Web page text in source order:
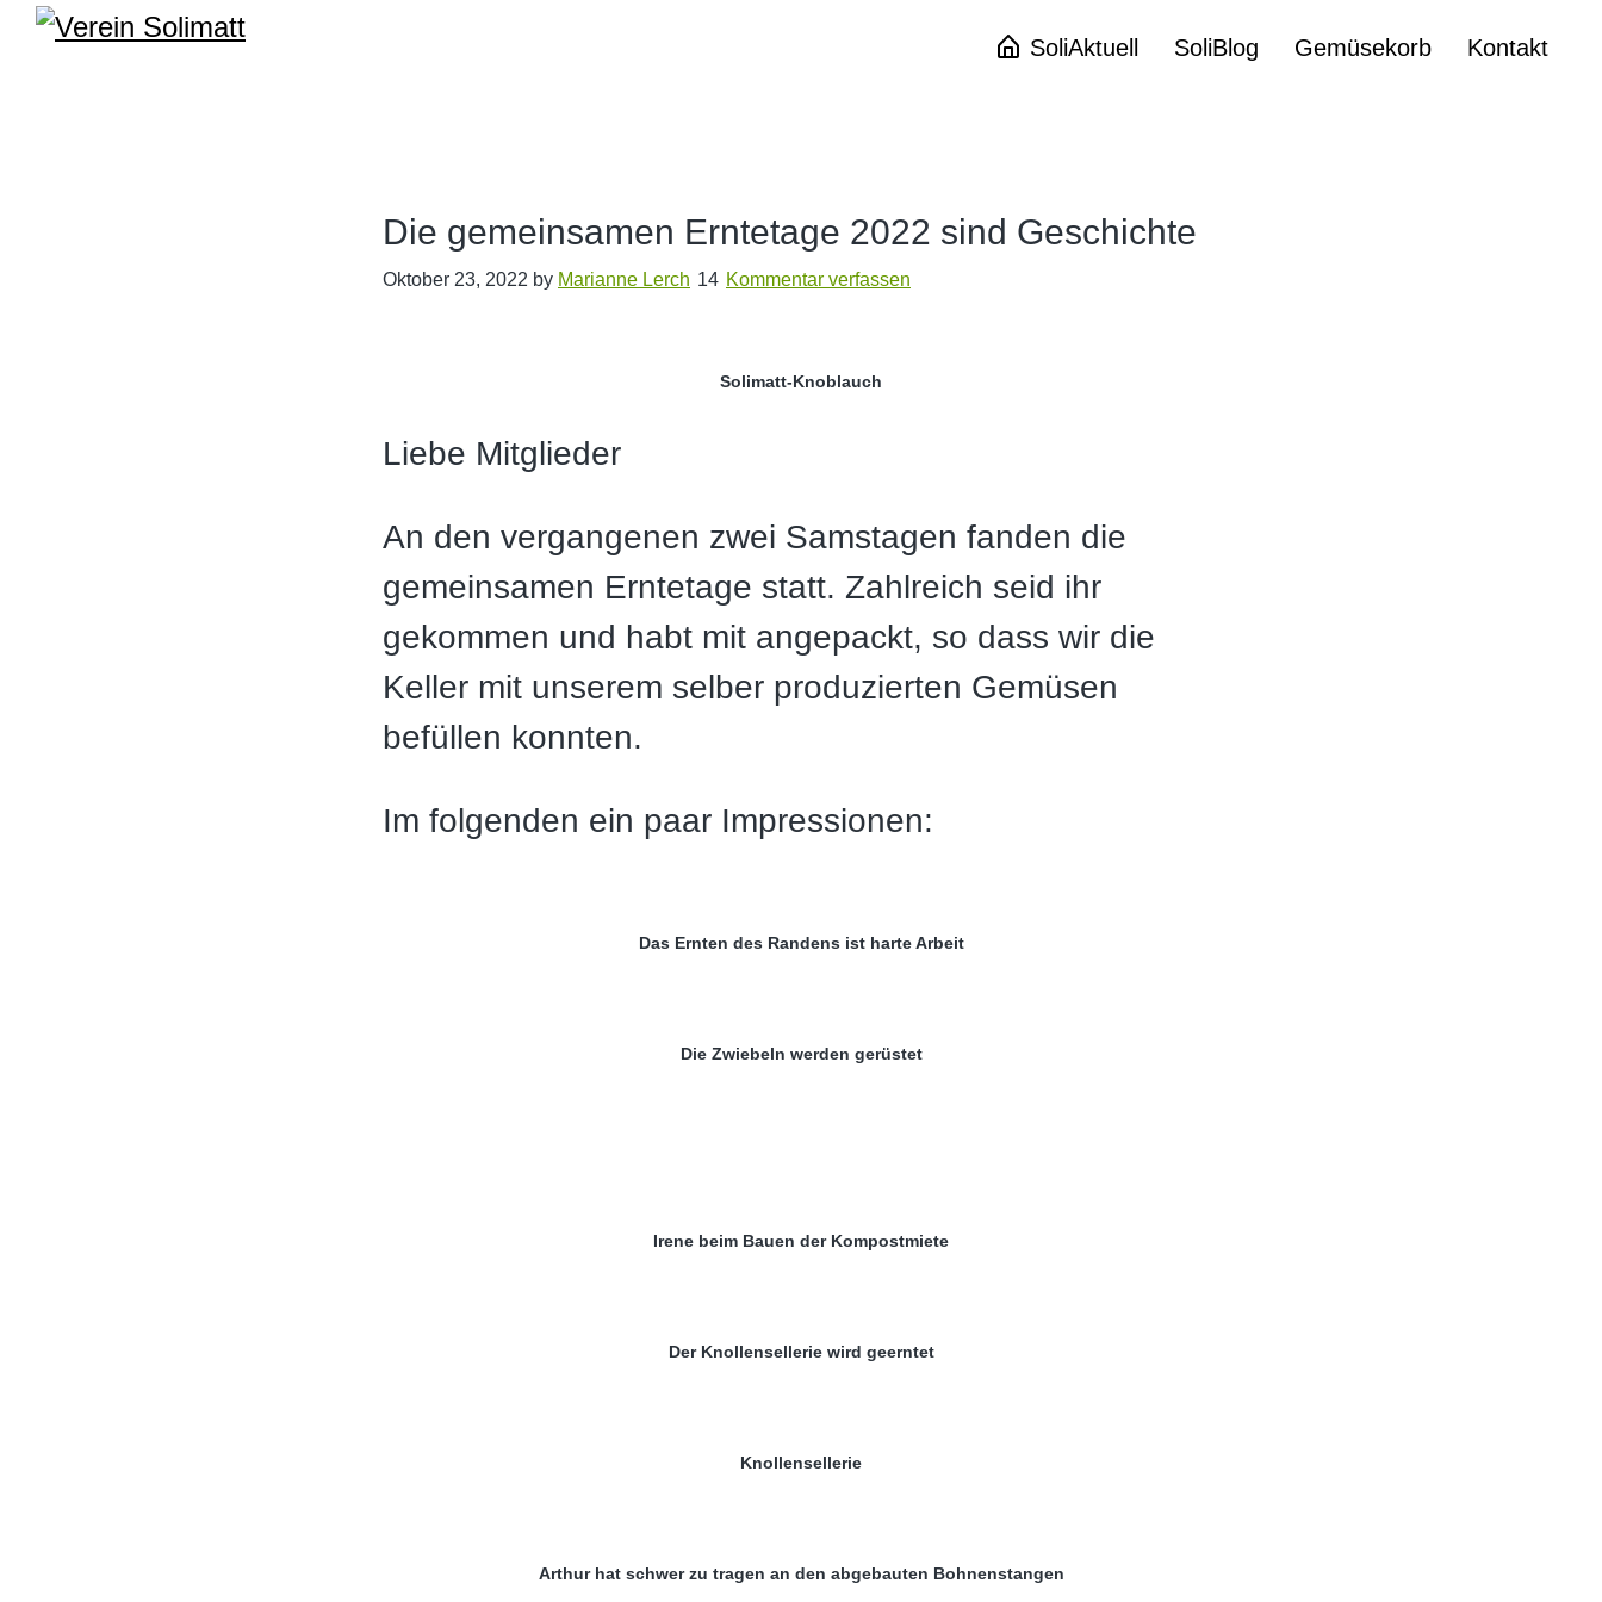
Zur
Zum
SoliAktuell SoliBlog Gemüsekorb Kontakt
Die gemeinsamen Erntetage 2022 sind Geschichte
Oktober 23, 2022 by Marianne Lerch Kommentar verfassen
Solimatt-Knoblauch
Liebe Mitglieder
An den vergangenen zwei Samstagen fanden die
gemeinsamen Erntetage statt. Zahlreich seid ihr
gekommen und habt mit angepackt, so dass wir die
Keller mit unserem selber produzierten Gemüsen
befüllen konnten.
Im folgenden ein paar Impressionen:
Das Ernten des Randens ist harte Arbeit
Die Zwiebeln werden gerüstet
Irene beim Bauen der Kompostmiete
Der Knollensellerie wird geerntet
Knollensellerie
Arthur hat schwer zu tragen an den abgebauten Bohnenstangen